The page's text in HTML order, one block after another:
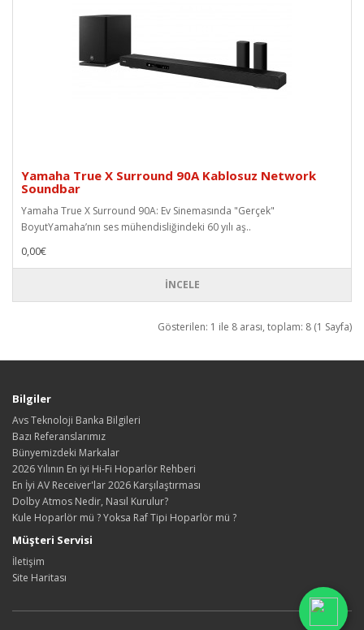
Yamaha True X Surround 90A Kablosuz Network
Soundbar
Yamaha True X Surround 90A: Ev Sinemasında "Gerçek"
BoyutYamaha’nın ses mühendisliğindeki 60 yılı aş..
0,00€
İNCELE
Gösterilen: 1 ile 8 arası, toplam: 8 (1 Sayfa)
Bilgiler
Avs Teknoloji Banka Bilgileri
Bazı Referanslarımız
Bünyemizdeki Markalar
2026 Yılının En iyi Hi-Fi Hoparlör Rehberi
En İyi AV Receiver'lar 2026 Karşılaştırması
Dolby Atmos Nedir, Nasıl Kurulur?
Kule Hoparlör mü ? Yoksa Raf Tipi Hoparlör mü ?
Müşteri Servisi
İletişim
Site Haritası